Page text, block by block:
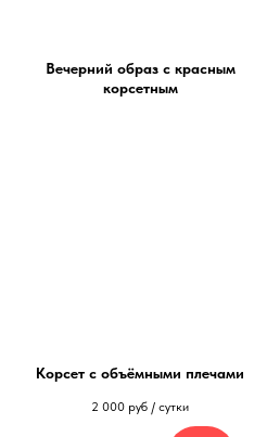
Вечерний образ с красным
корсетным
Корсет с объёмными плечами
2 000 руб / сутки